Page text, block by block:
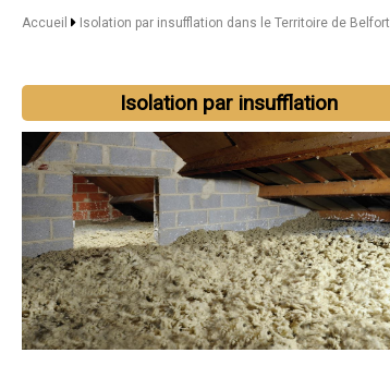
Accueil Isolation par insufflation dans le Territoire de Belfort
Isolation par insufflation